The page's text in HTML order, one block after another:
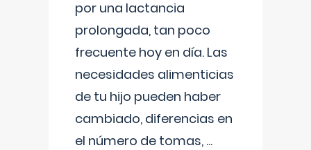
por una lactancia
prolongada, tan poco
frecuente hoy en día. Las
necesidades alimenticias
de tu hijo pueden haber
cambiado, diferencias en
el número de tomas, ...